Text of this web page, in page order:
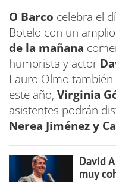
O Barco celebra el
Botelo con un
de la mañana
humorista y actor
Lauro Olmo
este año, Virginia
asistentes podrán
Nerea Jiménez y
David
muy